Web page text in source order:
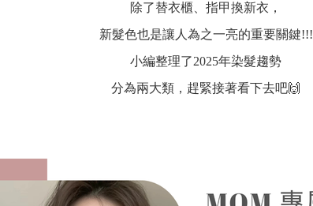
除了替衣櫃、指甲換新衣，
新髮色也是讓人為之一亮的重要關鍵!!!
小編整理了2025年染髮趨勢
分為兩大類，趕緊接著看下去吧🙌